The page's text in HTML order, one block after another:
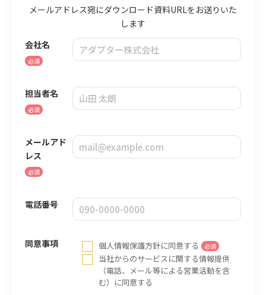
メールアドレス宛にダウンロード資料URLをお送りいた
します
会社名
必須
担当者名
必須
メールアド
レス
必須
電話番号
同意事項 個人情報保護方針に同意する 必須
当社からのサービスに関する情報提供
（電話、メール等による営業活動を含
む）に同意する